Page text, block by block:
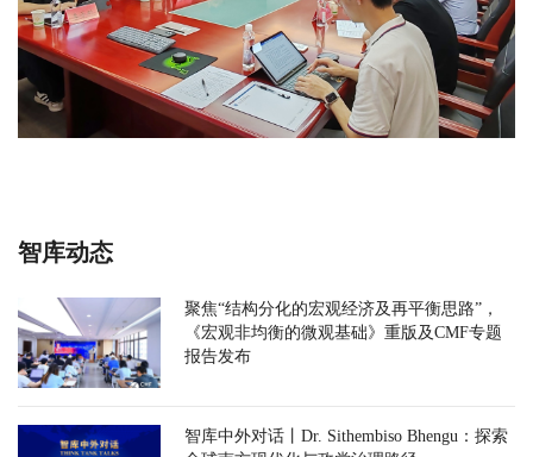
智库动态
聚焦“结构分化的宏观经济及再平衡思路”，
《宏观非均衡的微观基础》重版及CMF专题
报告发布
智库中外对话丨Dr. Sithembiso Bhengu：探索